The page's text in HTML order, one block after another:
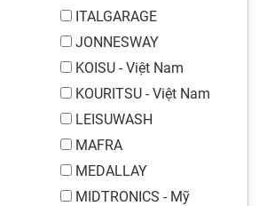
ITALGARAGE
JONNESWAY
KOISU - Việt Nam
KOURITSU - Việt Nam
LEISUWASH
MAFRA
MEDALLAY
MIDTRONICS - Mỹ